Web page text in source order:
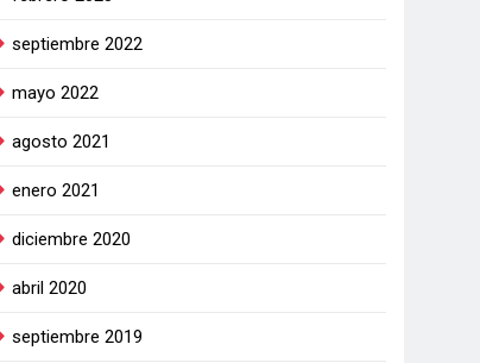
septiembre 2022
mayo 2022
agosto 2021
enero 2021
diciembre 2020
abril 2020
septiembre 2019